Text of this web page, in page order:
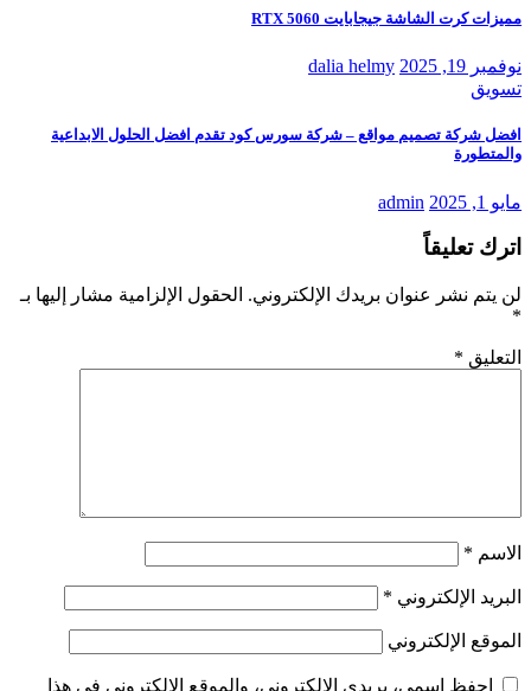
مميزات كرت الشاشة جيجابايت RTX 5060
نوفمبر 19, 2025
dalia helmy
تسويق
افضل شركة تصميم مواقع – شركة سورس كود تقدم افضل الحلول الابداعية
والمتطورة
مايو 1, 2025 admin
اترك تعليقاً
لن يتم نشر عنوان بريدك الإلكتروني. الحقول الإلزامية مشار إليها بـ
*
التعليق *
الاسم *
البريد الإلكتروني *
الموقع الإلكتروني
احفظ اسمي، بريدي الإلكتروني، والموقع الإلكتروني في هذا